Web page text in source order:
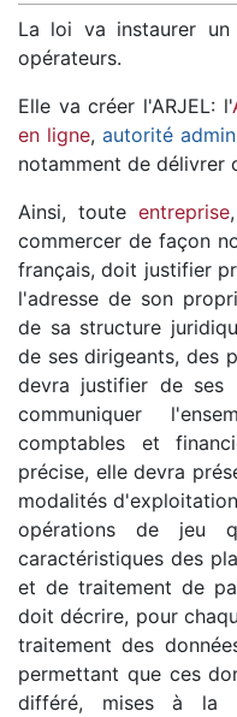
La loi va instaurer un
opérateurs.
Elle va créer l'ARJEL: l'
en ligne, autorité
notamment de délivrer
Ainsi, toute entreprise
commercer de façon
français, doit justifier
l'adresse de son
de sa structure
de ses dirigeants, des
devra justifier de ses
communiquer
comptables et
précise, elle devra
modalités
opérations de jeu
caractéristiques des
et de traitement de
doit décrire, pour
traitement des
permettant que ces
différé, mises à la